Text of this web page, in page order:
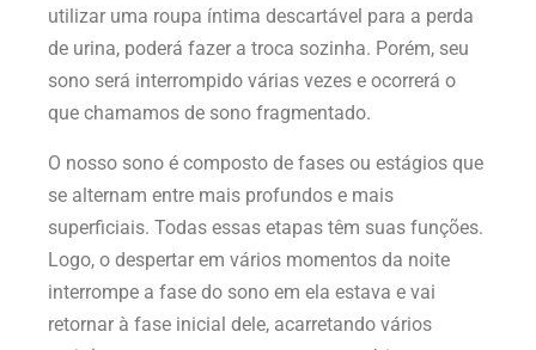
utilizar uma roupa íntima descartável para a perda
de urina, poderá fazer a troca sozinha. Porém, seu
sono será interrompido várias vezes e ocorrerá o
que chamamos de sono fragmentado.
O nosso sono é composto de fases ou estágios que
se alternam entre mais profundos e mais
superficiais. Todas essas etapas têm suas funções.
Logo, o despertar em vários momentos da noite
interrompe a fase do sono em ela estava e vai
retornar à fase inicial dele, acarretando vários